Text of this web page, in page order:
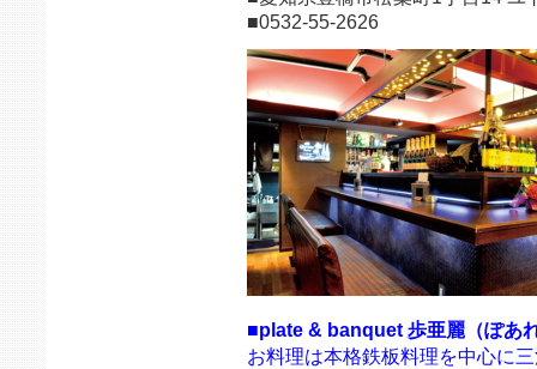
■0532-55-2626
■plate & banquet 歩亜麗（ぽあ
お料理は本格鉄板料理を中心に